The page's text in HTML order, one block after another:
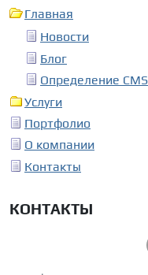
Главная
Новости
Блог
Определение CMS
Услуги
Портфолио
О компании
Контакты
КОНТАКТЫ